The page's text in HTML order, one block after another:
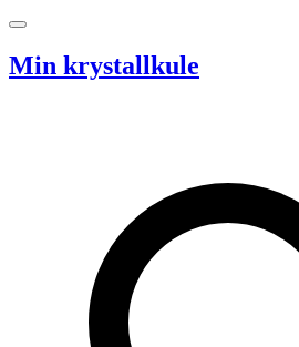
Hopp til innhold
Min krystallkule